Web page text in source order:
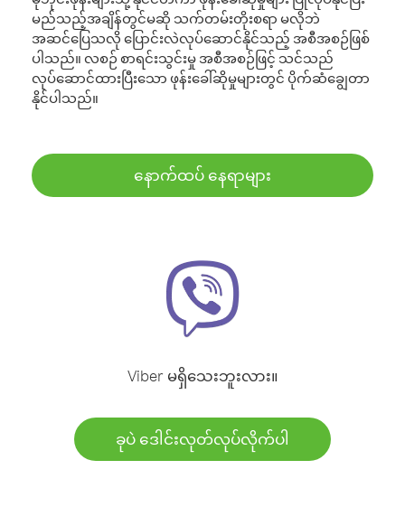
မည်သည့်အချိန်တွင်မဆို သက်တမ်းတိုးစရာ မလိုဘဲ
အဆင်ပြေသလို ပြောင်းလဲလုပ်ဆောင်နိုင်သည့် အစီအစဉ်ဖြစ်
ပါသည်။ လစဉ် စာရင်းသွင်းမှု အစီအစဉ်ဖြင့် သင်သည်
လုပ်ဆောင်ထားပြီးသော ဖုန်းခေါ်ဆိုမှုများတွင် ပိုက်ဆံချွေတာ
နိုင်ပါသည်။
နောက်ထပ် နေရာများ
Viber မရှိသေးဘူးလား။
ခုပဲ ဒေါင်းလုတ်လုပ်လိုက်ပါ